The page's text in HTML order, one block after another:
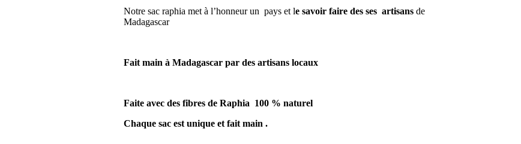
Notre sac raphia met à l’honneur un pays et le savoir faire des ses artisans de
Madagascar
Fait main à Madagascar par des artisans locaux
Faite avec des fibres de Raphia 100 % naturel
Chaque sac est unique et fait main .